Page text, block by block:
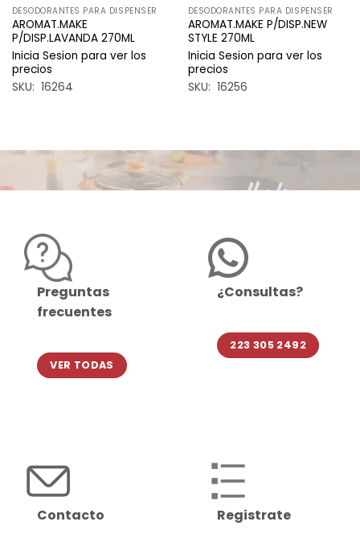
DESODORANTES PARA DISPENSER
AROMAT.MAKE
P/DISP.LAVANDA 270ML
Inicia Sesion para ver los
precios
SKU: 16264
DESODORANTES PARA DISPENSER
AROMAT.MAKE P/DISP.NEW
STYLE 270ML
Inicia Sesion para ver los
precios
SKU: 16256
Preguntas
frecuentes
VER TODAS
¿Consultas?
223 305 2492
Contacto Registrate